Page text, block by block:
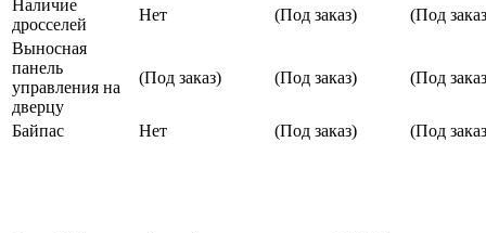
Наличие
дросселей
Нет (Под заказ)
(Под
Выносная
панель
управления на
дверцу
(Под заказ) (Под заказ) (Под
Байпас Нет (Под заказ) (Под